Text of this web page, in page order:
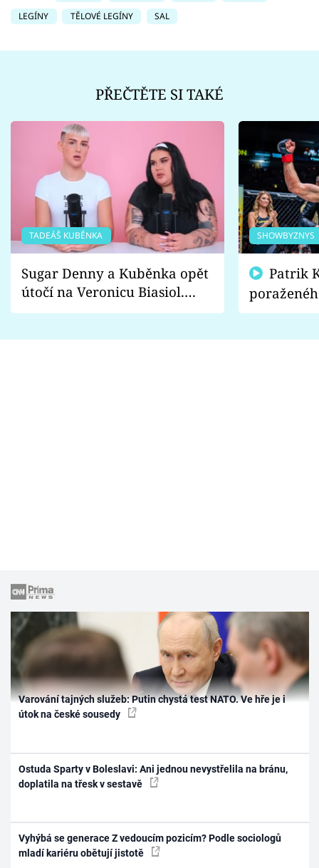
LEGÍNY
TĚLOVÉ LEGÍNY SAL
PŘEČTĚTE SI TAKÉ
TADEÁŠ KUBĚNKA
Sugar Denny a Kuběnka opět
útočí na Veronicu Biasiol.
Proč je podle nich falešná a
SHOWBYZNYS
fanoušci
Varování tajných služeb: Putin chystá test NATO. Ve hře je i
útok na české sousedy
Ostuda Sparty v Boleslavi: Ani jednou nevystřelila na bránu,
doplatila na třesk v sestavě
Vyhýbá se generace Z vedoucím pozicím? Podle sociologů
mladí kariéru obětují jistotě